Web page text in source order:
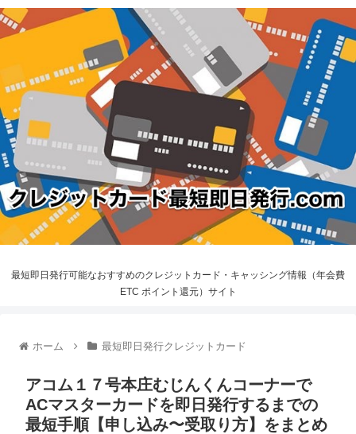
最短即日発行可能なおすすめのクレジットカード・キャッシング情報（年会費
ETC ポイント還元）サイト
ホーム 最短即日発行クレジットカード
アコム１７号本庄むじんくんコーナーで
ACマスターカードを即日発行するまでの
最短手順【申し込み〜受取り方】をまとめ